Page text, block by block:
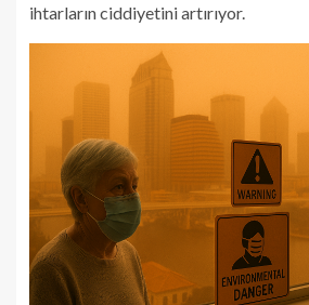
ihtarların ciddiyetini artırıyor.